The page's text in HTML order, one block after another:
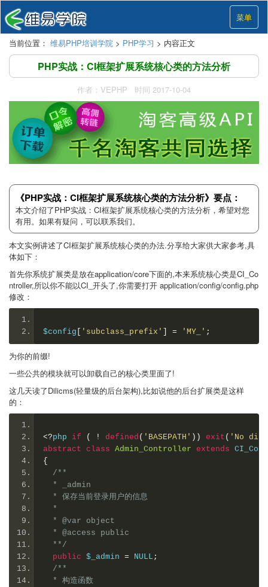
菜单
当前位置： 维易PHP培训学院 > PHP学习 > 内容正文
PHP实战：CI框架扩展系统核心类的方法分析
作者：VEPHP 时间 2017-10-04
《PHP实战：CI框架扩展系统核心类的方法分析》要点：
本文介绍了PHP实战：CI框架扩展系统核心类的方法分析，希望对您
有用。如果有疑问，可以联系我们。
本文实例讲述了CI框架扩展系统核心类的办法.分享给大家供大家参考,具
体如下：
首先你系统扩展类是放在application/core下面的,本来系统核心类是CI_Co
ntroller,所以你不能以CI_开头了,你需要打开 application/config/config.php
修改：
$config [ 'subclass_prefix' ] = 'MY_' ;
为你的前缀!
一些公共的模块就可以卸载自己的核心类里面了!
这几天读了Dilicms(轻量级的后台架构),比如说他的后台扩展类是这样
的：
<?php if ( ! defined ( 'BASEPATH' )) exit ( 'No
abstract class Admin_Controller extends
{
/**
  * _admin
  * 保存当前登录用户的信息
  *
  * @var object
  * @access public
  **/
public $_admin = NULL ;
/**
  * 构造函数